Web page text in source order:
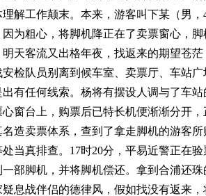
理解工作颠末。本来，游客叫下某（男，
因为粗心，将脚机降正在了卖票窗心，
明天客流又出格年夜，找返来的期望苍
安检队员别离到候车室、卖票厅、车站
出有任何线索。杨将有摆设人调与了车
心窗台上，购票后已特长机便渐渐分开
名造卖票体系，查到了拿走脚机的游客
当真排查。 17时20分，平易近警正在
一部脚机，并将脚机偿还。拿到合浦还
疑息战伴侣的德律风，假如找没有返来